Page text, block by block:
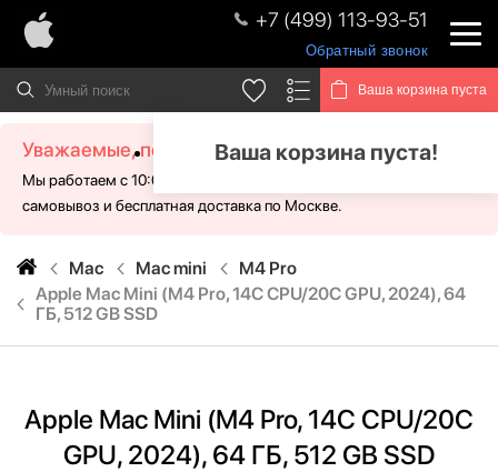
+7 (499) 113-93-51
Обратный звонок
Ваша корзина пуста
Ваша корзина пуста!
Уважаемые, посетители!
Мы работаем с 10:00 - 21:00 без выходных. Для Вас доступен
самовывоз и бесплатная доставка по Москве.
Mac Mac mini
M4 Pro
Apple Mac Mini (M4 Pro, 14C CPU/20C GPU, 2024), 64
ГБ, 512 GB SSD
Apple Mac Mini (M4 Pro, 14C CPU/20C
GPU, 2024), 64 ГБ, 512 GB SSD